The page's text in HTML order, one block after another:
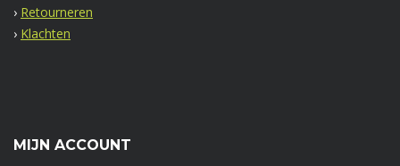
› Retourneren
› Klachten
MIJN ACCOUNT